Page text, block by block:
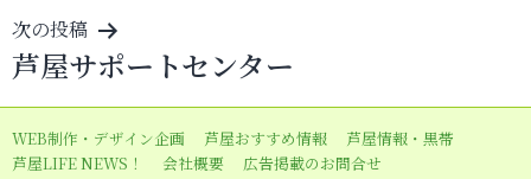
ナ
ビ
ゲ
ー
シ
次の投稿
芦屋サポートセンター
WEB制作・デザイン企画 芦屋おすすめ情報
芦屋情報・黒帯
芦屋LIFE NEWS！
会社概要 広告掲載のお問合せ